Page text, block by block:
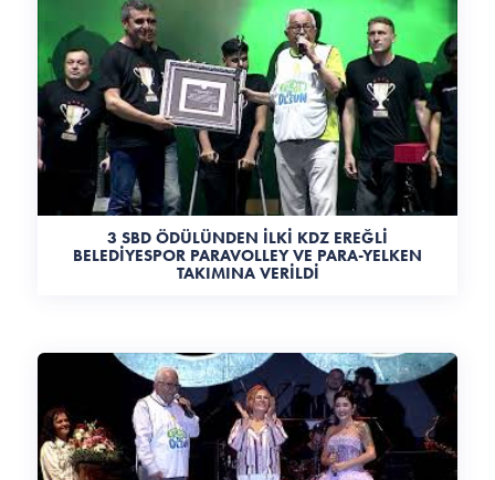
3 SBD ÖDÜLÜNDEN İLKİ KDZ EREĞLİ
BELEDİYESPOR PARAVOLLEY VE PARA-YELKEN
TAKIMINA VERİLDİ